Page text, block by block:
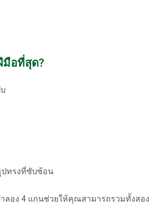
มือที่สุด?
ปทรงที่ซับซ้อน
ลอง 4 แกนช่วยให้คุณสามารถรวมทั้งสอ